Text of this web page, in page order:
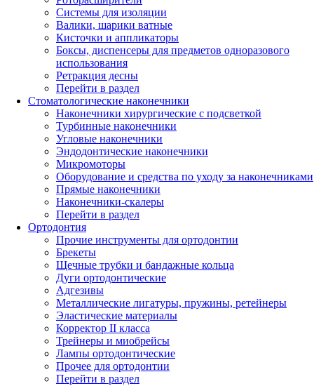
Системы для изоляции
Валики, шарики ватные
Кисточки и аппликаторы
Боксы, диспенсеры для предметов одноразового
использования
Ретракция десны
Перейти в раздел
Стоматологические наконечники
Наконечники хирургические с подсветкой
Турбинные наконечники
Угловые наконечники
Эндодонтические наконечники
Микромоторы
Оборудование и средства по уходу за наконечниками
Прямые наконечники
Наконечники-скалеры
Перейти в раздел
Ортодонтия
Прочие инструменты для ортодонтии
Брекеты
Щечные трубки и бандажные кольца
Дуги ортодонтические
Адгезивы
Металлические лигатуры, пружины, ретейнеры
Эластические материалы
Корректор II класса
Трейнеры и миобрейсы
Лампы ортодонтические
Прочее для ортодонтии
Перейти в раздел